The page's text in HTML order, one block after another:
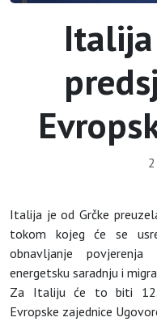
Italija je od Grčke
tokom kojeg će se
obnavljanje
energetsku saradnju i
Za Italiju će to biti 12.
Evropske zajednice